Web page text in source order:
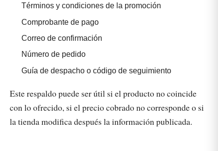
Términos y condiciones de la promoción
Comprobante de pago
Correo de confirmación
Número de pedido
Guía de despacho o código de seguimiento
Este respaldo puede ser útil si el producto no coincide
con lo ofrecido, si el precio cobrado no corresponde o si
la tienda modifica después la información publicada.